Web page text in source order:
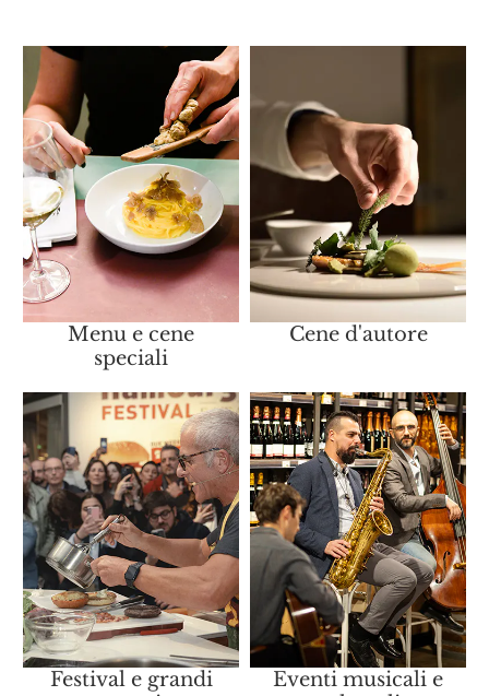
Menu e cene
speciali
Cene d'autore
Festival e grandi
Eventi musicali e